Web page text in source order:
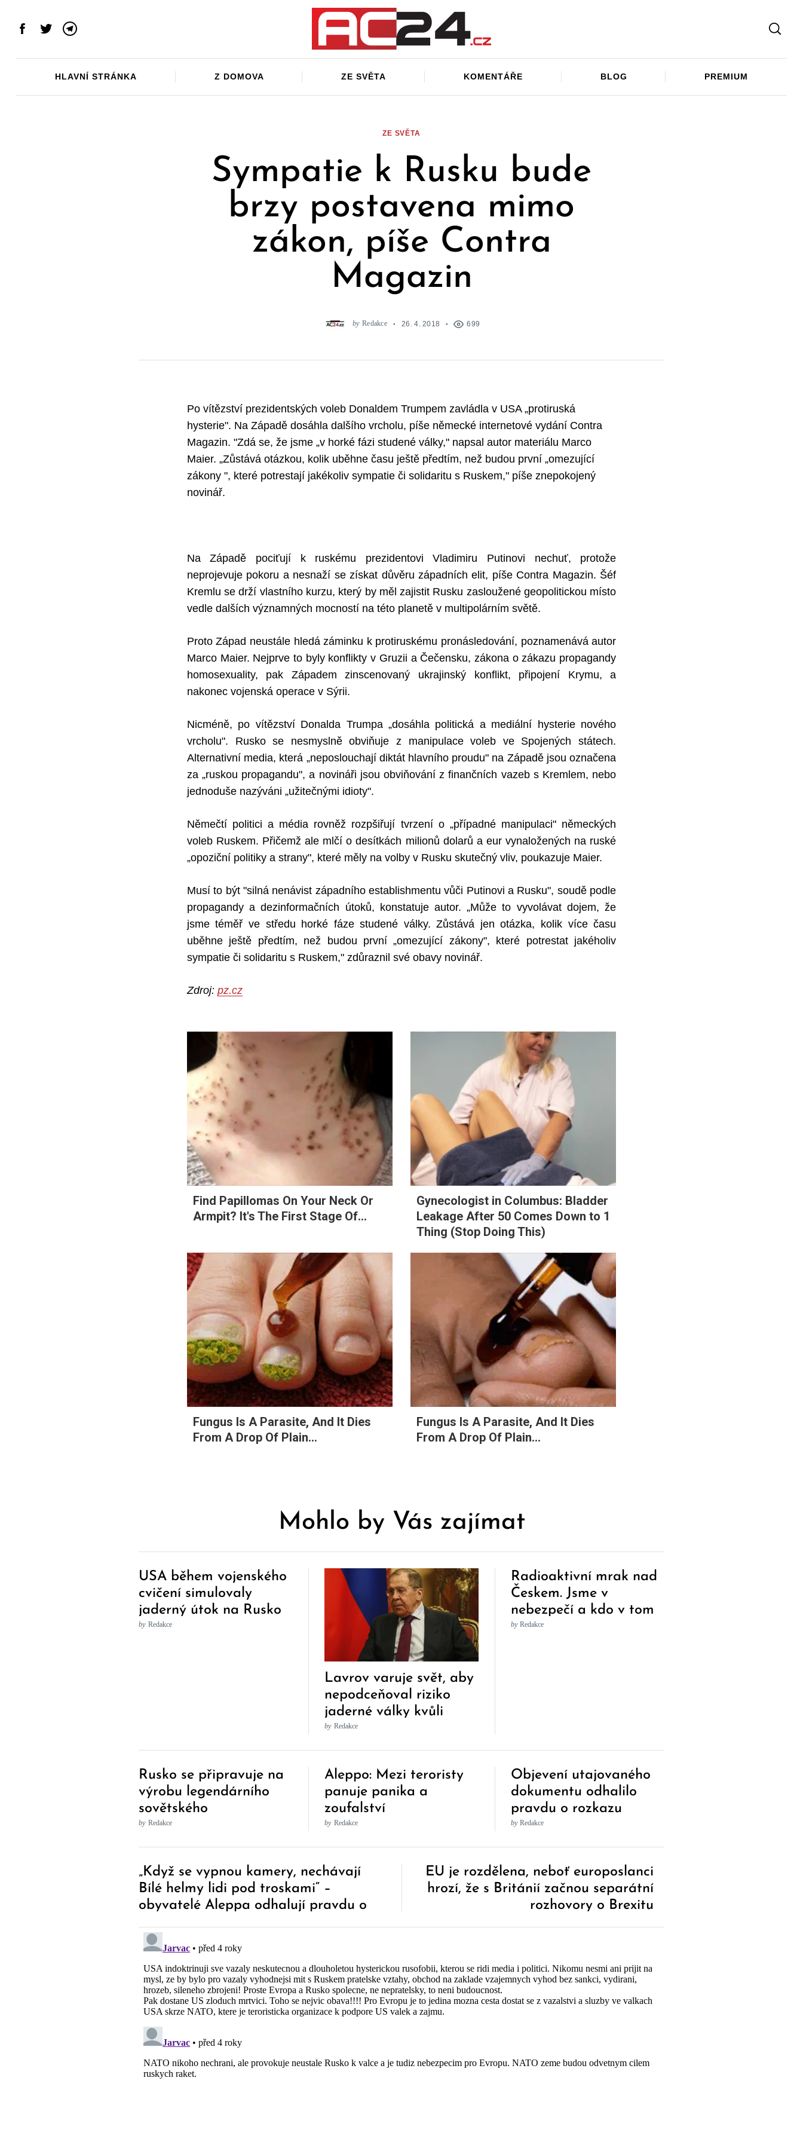
Facebook
TwitterTelegram
HLAVNÍ STRÁNKA Z DOMOVA ZE SVĚTA KOMENTÁŘE BLOG PREMIUM
ZE SVĚTA
Sympatie k Rusku bude
brzy postavena mimo
zákon, píše Contra
Magazin
by Redakce 26. 4. 2018 699
Po vítězství prezidentských voleb Donaldem Trumpem zavládla v USA „protiruská
hysterie". Na Západě dosáhla dalšího vrcholu, píše německé internetové vydání Contra
Magazin. "Zdá se, že jsme „v horké fázi studené války," napsal autor materiálu Marco
Maier. „Zůstává otázkou, kolik uběhne času ještě předtím, než budou první „omezující
zákony ", které potrestají jakékoliv sympatie či solidaritu s Ruskem," píše znepokojený
novinář.
Na Západě pociťují k ruskému prezidentovi Vladimiru Putinovi nechuť, protože
neprojevuje pokoru a nesnaží se získat důvěru západních elit, píše Contra Magazin. Šéf
Kremlu se drží vlastního kurzu, který by měl zajistit Rusku zasloužené geopolitickou místo
vedle dalších významných mocností na této planetě v multipolárním světě.
Proto Západ neustále hledá záminku k protiruskému pronásledování, poznamenává autor
Marco Maier. Nejprve to byly konflikty v Gruzii a Čečensku, zákona o zákazu propagandy
homosexuality, pak Západem zinscenovaný ukrajinský konflikt, připojení Krymu, a
nakonec vojenská operace v Sýrii.
Nicméně, po vítězství Donalda Trumpa „dosáhla politická a mediální hysterie nového
vrcholu". Rusko se nesmyslně obviňuje z manipulace voleb ve Spojených státech.
Alternativní media, která „neposlouchají diktát hlavního proudu" na Západě jsou označena
za „ruskou propagandu", a novináři jsou obviňování z finančních vazeb s Kremlem, nebo
jednoduše nazýváni „užitečnými idioty".
Němečtí politici a média rovněž rozpšiřují tvrzení o „případné manipulaci" německých
voleb Ruskem. Přičemž ale mlčí o desítkách milionů dolarů a eur vynaložených na ruské
„opoziční politiky a strany", které měly na volby v Rusku skutečný vliv, poukazuje Maier.
Musí to být "silná nenávist západního establishmentu vůči Putinovi a Rusku", soudě podle
propagandy a dezinformačních útoků, konstatuje autor. „Může to vyvolávat dojem, že
jsme téměř ve středu horké fáze studené války. Zůstává jen otázka, kolik více času
uběhne ještě předtím, než budou první „omezující zákony", které potrestat jakéholiv
sympatie či solidaritu s Ruskem," zdůraznil své obavy novinář.
Zdroj: pz.cz
Find Papillomas On Your Neck Or
Armpit? It's The First Stage Of...
Gynecologist in Columbus: Bladder
Leakage After 50 Comes Down to 1
Thing (Stop Doing This)
Fungus Is A Parasite, And It Dies
From A Drop Of Plain...
Fungus Is A Parasite, And It Dies
From A Drop Of Plain...
Mohlo by Vás zajímat
USA během vojenského
cvičení simulovaly
jaderný útok na Rusko
by Redakce
Lavrov varuje svět, aby
nepodceňoval riziko
jaderné války kvůli
Ukrajině
by Redakce
Radioaktivní mrak nad
Českem. Jsme v
nebezpečí a kdo v tom
má prsty?
by Redakce
Rusko se připravuje na
výrobu legendárního
sovětského
transportního letounu
by Redakce
Aleppo: Mezi teroristy
panuje panika a
zoufalství
by Redakce
Objevení utajovaného
dokumentu odhalilo
pravdu o rozkazu
Merkelové otevřít
by Redakce
Post
Navigation
„Když se vypnou kamery, nechávají
Bílé helmy lidi pod troskami“ –
obyvatelé Aleppa odhalují pravdu o
helmách
EU je rozdělena, neboť europoslanci
hrozí, že s Británií začnou separátní
rozhovory o Brexitu